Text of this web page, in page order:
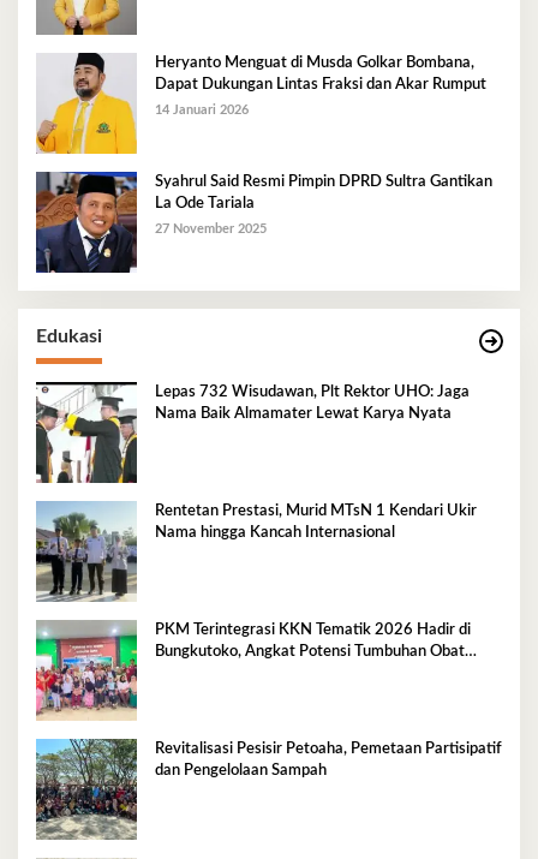
Heryanto Menguat di Musda Golkar Bombana,
Dapat Dukungan Lintas Fraksi dan Akar Rumput
14 Januari 2026
Syahrul Said Resmi Pimpin DPRD Sultra Gantikan
La Ode Tariala
27 November 2025
Edukasi
Lepas 732 Wisudawan, Plt Rektor UHO: Jaga
Nama Baik Almamater Lewat Karya Nyata
Rentetan Prestasi, Murid MTsN 1 Kendari Ukir
Nama hingga Kancah Internasional
PKM Terintegrasi KKN Tematik 2026 Hadir di
Bungkutoko, Angkat Potensi Tumbuhan Obat
Revitalisasi Pesisir Petoaha, Pemetaan Partisipatif
dan Pengelolaan Sampah